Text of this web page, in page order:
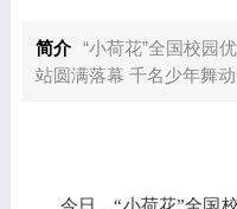
简介 “小荷花”全国校园
站圆满落幕 千名少年舞